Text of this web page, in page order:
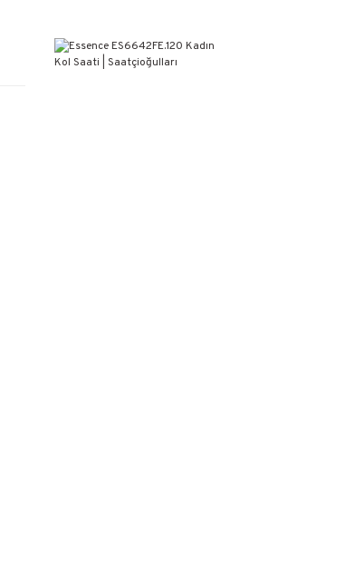
WEB SİTESİNE ÖZEL FİYATLAR
KAÇIRILMAYACAK FIRSATLAR